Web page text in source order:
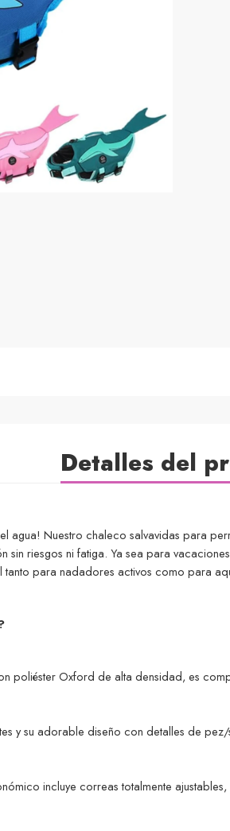
Detalles del
agua! Nuestro chaleco salvavidas para
sin riesgos ni fatiga. Ya sea para
para nadadores activos como para
poliéster Oxford de alta densidad, es
y su adorable diseño con detalles de
incluye correas totalmente